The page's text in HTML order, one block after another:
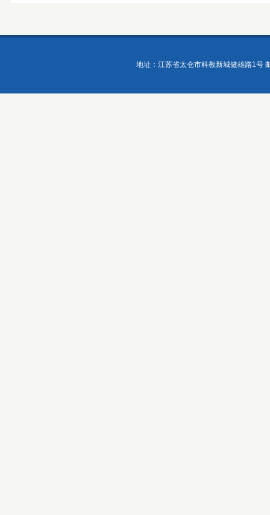
地址：江苏省太仓市科教新城健雄路1号